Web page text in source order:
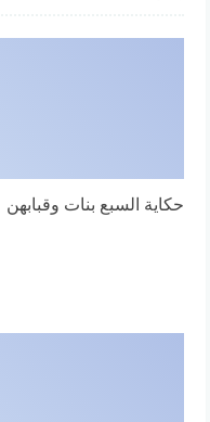
حكاية السبع بنات وقبابهن